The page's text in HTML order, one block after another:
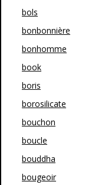
bols
bonbonnière
bonhomme
book
boris
borosilicate
bouchon
boucle
bouddha
bougeoir